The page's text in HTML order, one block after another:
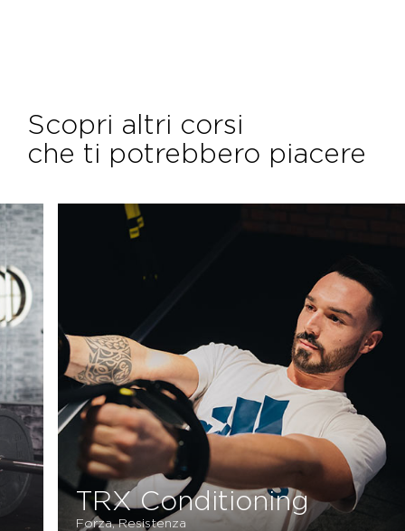
Scopri altri corsi
che ti potrebbero piacere
TRX Conditioning
Forza, Resistenza